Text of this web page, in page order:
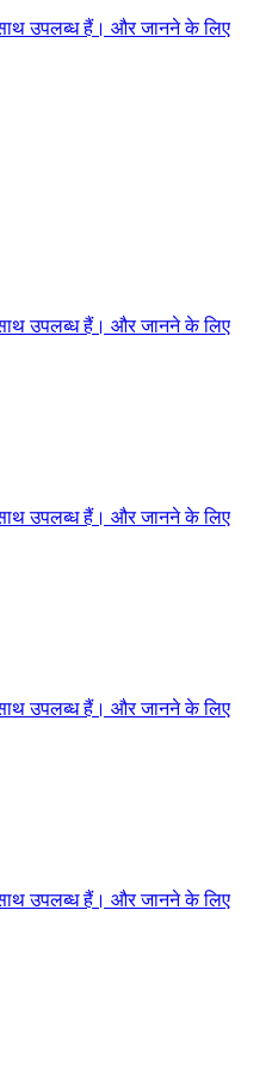
उपलब्ध हैं। और जानने के लिए
उपलब्ध हैं। और जानने के लिए
उपलब्ध हैं। और जानने के लिए
उपलब्ध हैं। और जानने के लिए
उपलब्ध हैं। और जानने के लिए